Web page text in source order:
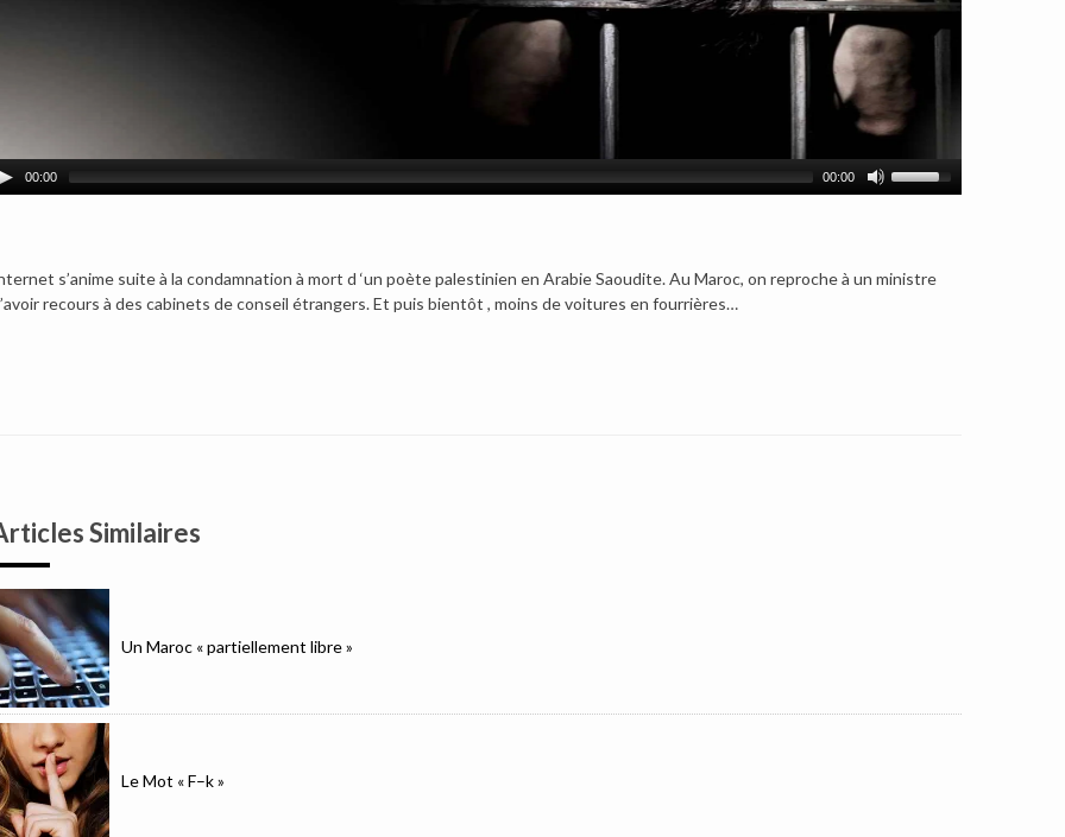
00:00 00:00
s’anime suite à la condamnation à mort d ‘un poète palestinien en Arabie Saoudite. Au Maroc, on reproche à un ministre
recours à des cabinets de conseil étrangers. Et puis bientôt , moins de voitures en fourrières…
Similaires
Un Maroc « partiellement libre »
Le Mot « F–k »